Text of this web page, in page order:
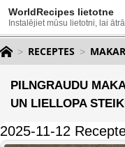
WorldRecipes lietotne
Instalējiet mūsu lietotni, lai
RECEPTES
PILNGRAUDU
UN LIELLOPA
2025-11-12